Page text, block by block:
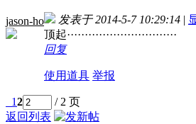
jason-ho 发表于 2014-5-7 10:29:14 |
顶起·······························
回复
使用道具 举报
12
/ 2 页
返回列表